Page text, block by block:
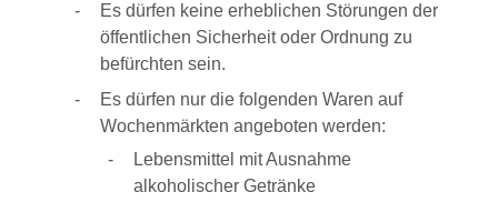
Es dürfen keine erheblichen Störungen der
öffentlichen Sicherheit oder Ordnung zu
befürchten sein.
Es dürfen nur die folgenden Waren auf
Wochenmärkten angeboten werden:
Lebensmittel mit Ausnahme
alkoholischer Getränke